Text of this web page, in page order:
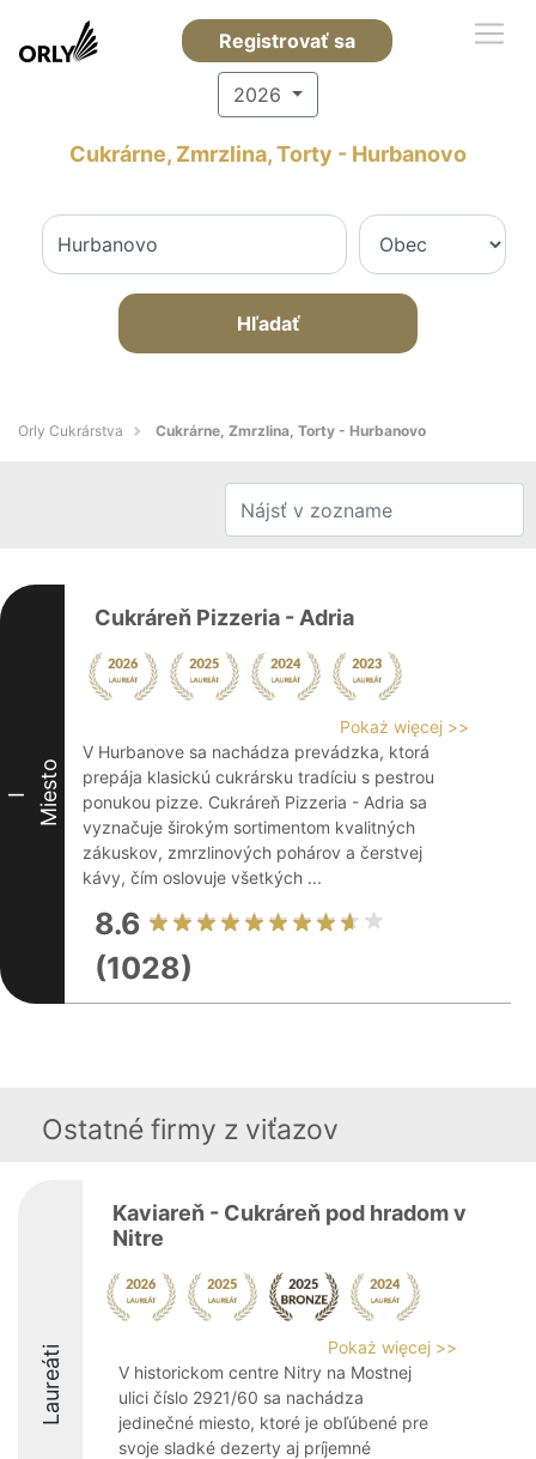
Registrovať sa
2026
Cukrárne, Zmrzlina, Torty - Hurbanovo
Hľadať
Orly Cukrárstva Cukrárne, Zmrzlina, Torty - Hurbanovo
I Miesto
Cukráreň Pizzeria - Adria
Pokaż więcej >>
V Hurbanove sa nachádza prevádzka, ktorá
prepája klasickú cukrársku tradíciu s pestrou
ponukou pizze. Cukráreň Pizzeria - Adria sa
vyznačuje širokým sortimentom kvalitných
zákuskov, zmrzlinových pohárov a čerstvej
kávy, čím oslovuje všetkých ...
8.6
(1028)
Ostatné firmy z viťazov
Laureáti
Kaviareň - Cukráreň pod hradom v
Nitre
Pokaż więcej >>
V historickom centre Nitry na Mostnej
ulici číslo 2921/60 sa nachádza
jedinečné miesto, ktoré je obľúbené pre
svoje sladké dezerty aj príjemné